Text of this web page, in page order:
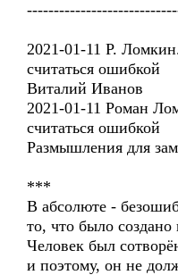
2021-01-11 Р.
считаться ошибкой
Виталий Иванов
2021-01-11 Роман
считаться ошибкой
Размышления для
***
В абсолюте -
то, что было
Человек был
и поэтому, он не